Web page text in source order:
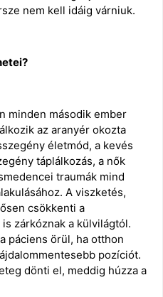
nem kell idáig várniuk.
minden második ember
az aranyér okozta
életmód, a kevés
táplálkozás, a nők
traumák mind
A viszketés,
csökkenti a
zárkóznak a külvilágtól.
páciens örül, ha otthon
pozíciót.
dönti el, meddig húzza a